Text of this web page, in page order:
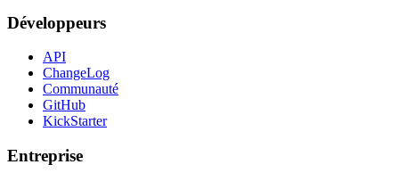
Développeurs
API
ChangeLog
Communauté
GitHub
KickStarter
Entreprise